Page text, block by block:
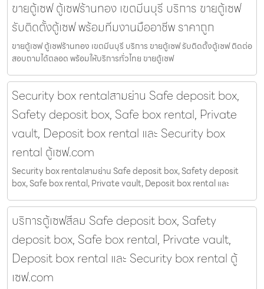
ขายตู้เซฟ ตู้เซฟร้านทอง เขตมีนบุรี บริการ ขายตู้เซฟ
รับติดตั้งตู้เซฟ พร้อมทีมงานมืออาชีพ ราคาถูก
ขายตู้เซฟ ตู้เซฟร้านทอง เขตมีนบุรี บริการ ขายตู้เซฟ รับติดตั้งตู้เซฟ ติดต่อ
สอบถามได้ตลอด พร้อมให้บริการทั่วไทย ขายตู้เซฟ
Security box rentalสามย่าน Safe deposit box,
Safety deposit box, Safe box rental, Private
vault, Deposit box rental และ Security box
rental ตู้เซฟ.com
Security box rentalสามย่าน Safe deposit box, Safety deposit
box, Safe box rental, Private vault, Deposit box rental และ
บริการตู้เซฟสีลม Safe deposit box, Safety
deposit box, Safe box rental, Private vault,
Deposit box rental และ Security box rental ตู้
เซฟ.com